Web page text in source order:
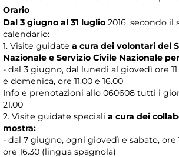
Orario
Dal 3 giugno al 31 luglio 2016, secondo il
calendario:
1. Visite guidate a cura dei volontari del
Nazionale e Servizio Civile Nazionale
- dal 3 giugno, dal lunedì al giovedì ore
e domenica, ore 11.00 e 16.00
Info e prenotazioni allo 060608 tutti i
21.00
2. Visite guidate speciali a cura dei
mostra:
- dal 7 giugno, ogni giovedì e sabato, ore
ore 16.30 (lingua spagnola)